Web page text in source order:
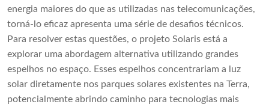
energia maiores do que as utilizadas nas telecomunicações,
torná-lo eficaz apresenta uma série de desafios técnicos.
Para resolver estas questões, o projeto Solaris está a
explorar uma abordagem alternativa utilizando grandes
espelhos no espaço. Esses espelhos concentrariam a luz
solar diretamente nos parques solares existentes na Terra,
potencialmente abrindo caminho para tecnologias mais